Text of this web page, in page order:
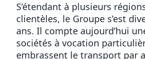
S’étendant à plusieurs
clientèles, le Groupe s’est
ans. Il compte aujourd’hui
sociétés à vocation
embrassent le transport par